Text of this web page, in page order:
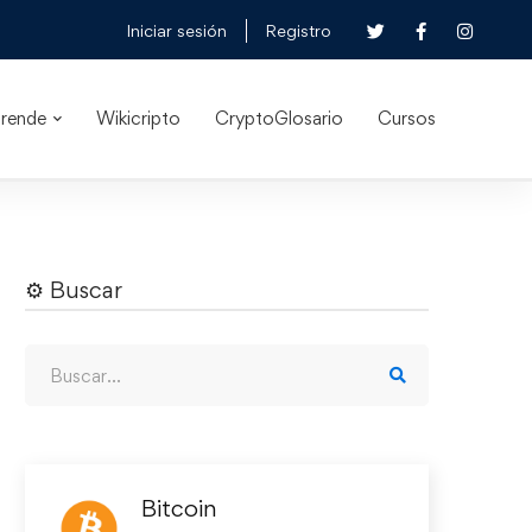
Iniciar sesión Registro
Wikicripto CryptoGlosario Cursos
⚙︎ Buscar
Bitcoin